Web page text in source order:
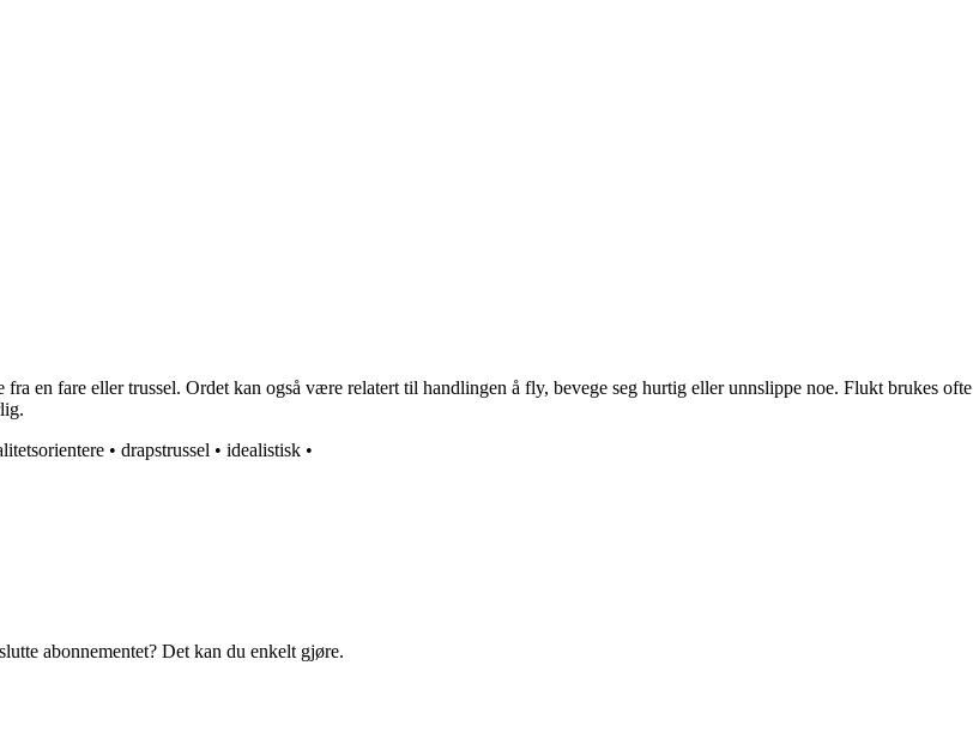
en fare eller trussel. Ordet kan også være relatert til handlingen å fly, bevege seg hurtig eller unnslippe noe. Flukt brukes ofte
• drapstrussel • idealistisk •
abonnementet? Det kan du enkelt gjøre.